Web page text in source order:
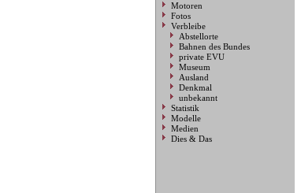
Motoren
Fotos
Verbleibe
Abstellorte
Bahnen des Bundes
private EVU
Museum
Ausland
Denkmal
unbekannt
Statistik
Modelle
Medien
Dies & Das